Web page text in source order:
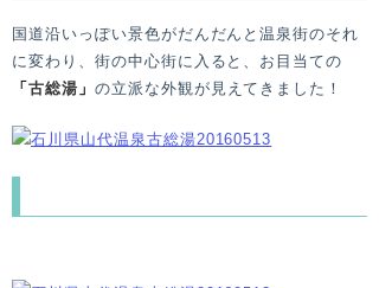
国道沿いっぽい景色がだんだんと温泉街のそれ
に変わり、街の中心街に入ると、お目当ての
「古総湯 」 の立派な外観が見えてきました！